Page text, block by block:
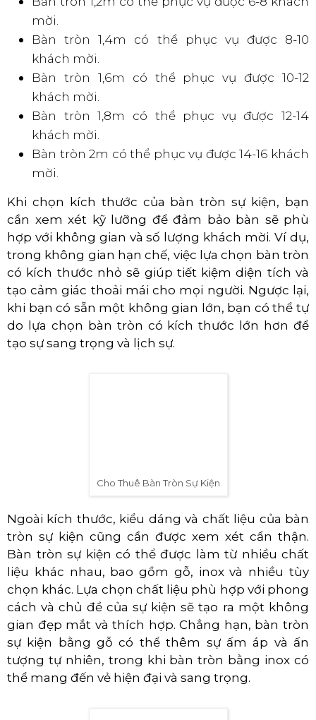
Cho Thuê Bàn Tròn Sự Kiện
KÍCH THƯỚC BÀN TRÒN SỰ
KIỆN
được tính theo đường kính, và dao động trong
khoảng từ 1,2m đến 2m.
Bàn tròn 1,2m có thể phục vụ được 6-8 khách
mời.
Bàn tròn 1,4m có thể phục vụ được 8-10
khách mời.
Bàn tròn 1,6m có thể phục vụ được 10-12
khách mời.
Bàn tròn 1,8m có thể phục vụ được 12-14
khách mời.
có kích thước nhỏ sẽ giúp tiết kiệm diện tích và
khi bạn có sẵn một không gian lớn, bạn có thể tự
do lựa chọn bàn tròn có kích thước lớn hơn để
tạo sự sang trọng và lịch sự.